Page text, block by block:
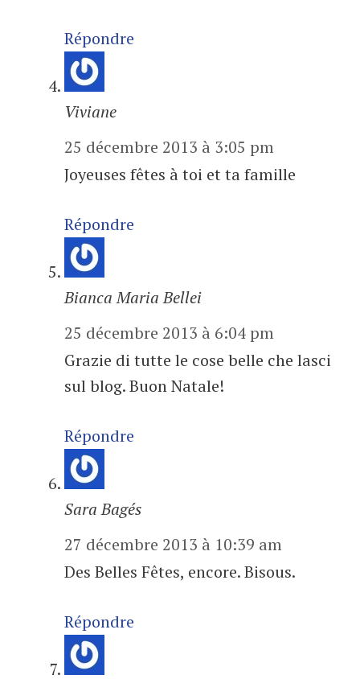
Répondre
Viviane
25 décembre 2013 à 3:05 pm
Joyeuses fêtes à toi et ta famille
Répondre
Bianca Maria Bellei
25 décembre 2013 à 6:04 pm
Grazie di tutte le cose belle che lasci
sul blog. Buon Natale!
Répondre
Sara Bagés
27 décembre 2013 à 10:39 am
Des Belles Fêtes, encore. Bisous.
Répondre